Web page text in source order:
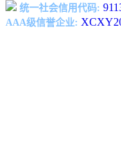
统一社会信用代码:
AAA级信誉企业: